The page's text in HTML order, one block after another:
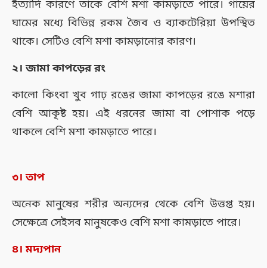
ইত্যাদি কারণে তাকে বেশি মশা কামড়াতে পারে। গায়ের
ঘামের মধ্যে বিভিন্ন রকম জৈব ও ব্যাকটেরিয়া উপস্থিত
থাকে। সেটিও বেশি মশা কামড়ানোর কারণ।
২। জামা কাপড়ের রং
কালো কিংবা খুব গাঢ় রঙের জামা কাপড়ের রঙে মশারা
বেশি আকৃষ্ট হয়। এই ধরনের জামা বা পোশাক পড়ে
থাকলে বেশি মশা কামড়াতে পারে।
৩। তাপ
অনেক মানুষের শরীর অন্যদের থেকে বেশি উত্তপ্ত হয়।
সেক্ষেত্রে সেইসব মানুষকেও বেশি মশা কামড়াতে পারে।
৪। মদ্যপান